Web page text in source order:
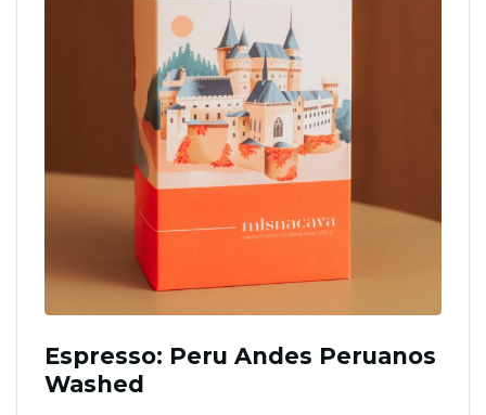
Espresso: Peru Andes Peruanos
Washed